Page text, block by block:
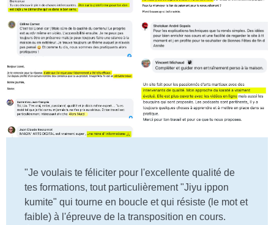
"Je voulais te féliciter pour l'excellente qualité de
tes formations, tout particulièrement "Jiyu ippon
kumite" qui tourne en boucle et qui résiste (le mot et
faible) à l'épreuve de la transposition en cours.